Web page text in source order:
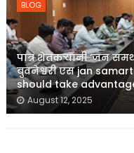
BLOG
पात्र शेतकऱ्यांनी ‘जन
बुवनेश्वरी एस jan
should take
August 12, 2025